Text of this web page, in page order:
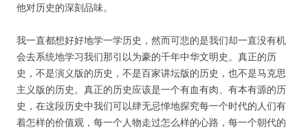
他对历史的深刻品味。
我一直都想好好地学一学历史，然而可悲的是我们却一直没有机
会去系统地学习我们那引以为豪的千年中华文明史。真正的历
史，不是演义版的历史，不是百家讲坛版的历史，也不是马克思
主义版的历史。真正的历史应该是一个有血有肉、有本有源的历
史，在这段历史中我们可以肆无忌惮地探究每一个时代的人们有
着怎样的价值观，每一个人物走过怎么样的心路，每一个朝代的